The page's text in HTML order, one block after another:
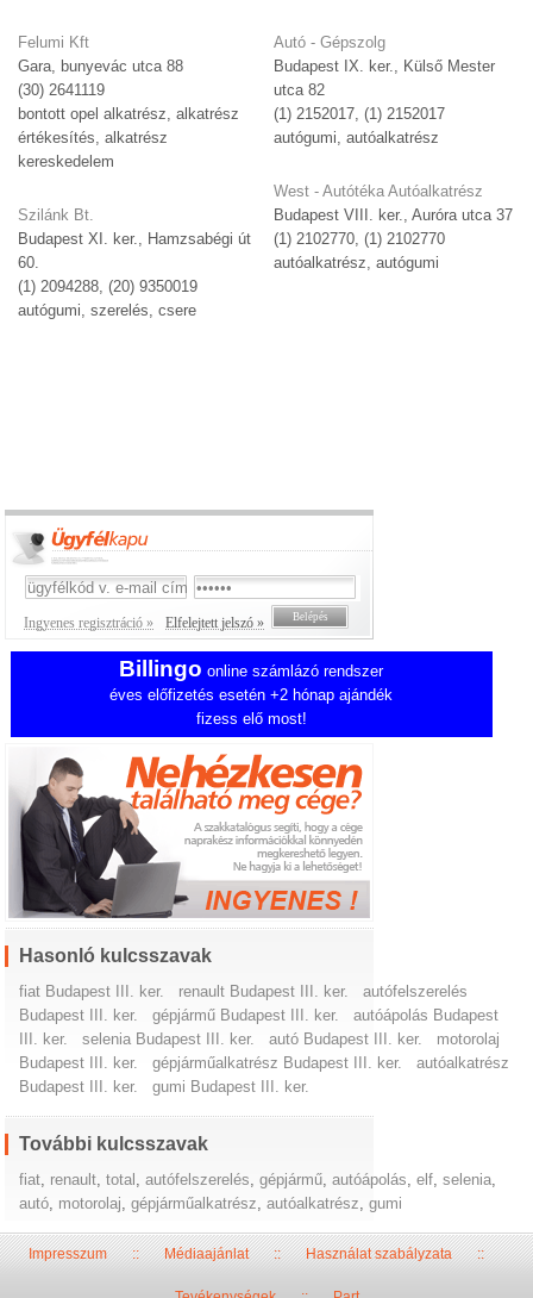
Felumi Kft
Gara, bunyevác utca 88
(30) 2641119
bontott opel alkatrész, alkatrész
értékesítés, alkatrész
kereskedelem
Szilánk Bt.
Budapest XI. ker., Hamzsabégi út
60.
(1) 2094288, (20) 9350019
autógumi, szerelés, csere
Autó - Gépszolg
Budapest IX. ker., Külső Mester
utca 82
(1) 2152017, (1) 2152017
autógumi, autóalkatrész
West - Autótéka Autóalkatrész
Budapest VIII. ker., Auróra utca 37
(1) 2102770, (1) 2102770
autóalkatrész, autógumi
Ingyenes regisztráció » Elfelejtett jelszó »
Billingo online számlázó rendszer
éves előfizetés esetén +2 hónap ajándék
fizess elő most!
Hasonló kulcsszavak
fiat Budapest III. ker. renault Budapest III. ker.
autófelszerelés
Budapest III. ker.
gépjármű Budapest III. ker.
autóápolás Budapest
III. ker.
selenia Budapest III. ker. autó Budapest III. ker.
motorolaj
Budapest III. ker.
gépjárműalkatrész Budapest III. ker.
autóalkatrész
Budapest III. ker.
gumi Budapest III. ker.
További kulcsszavak
fiat renault ,total ,autófelszerelés ,gépjármű ,autóápolás ,elf ,selenia
autó motorolaj ,gépjárműalkatrész ,autóalkatrész ,gumi
Impresszum::Médiaajánlat::Használat szabályzata::